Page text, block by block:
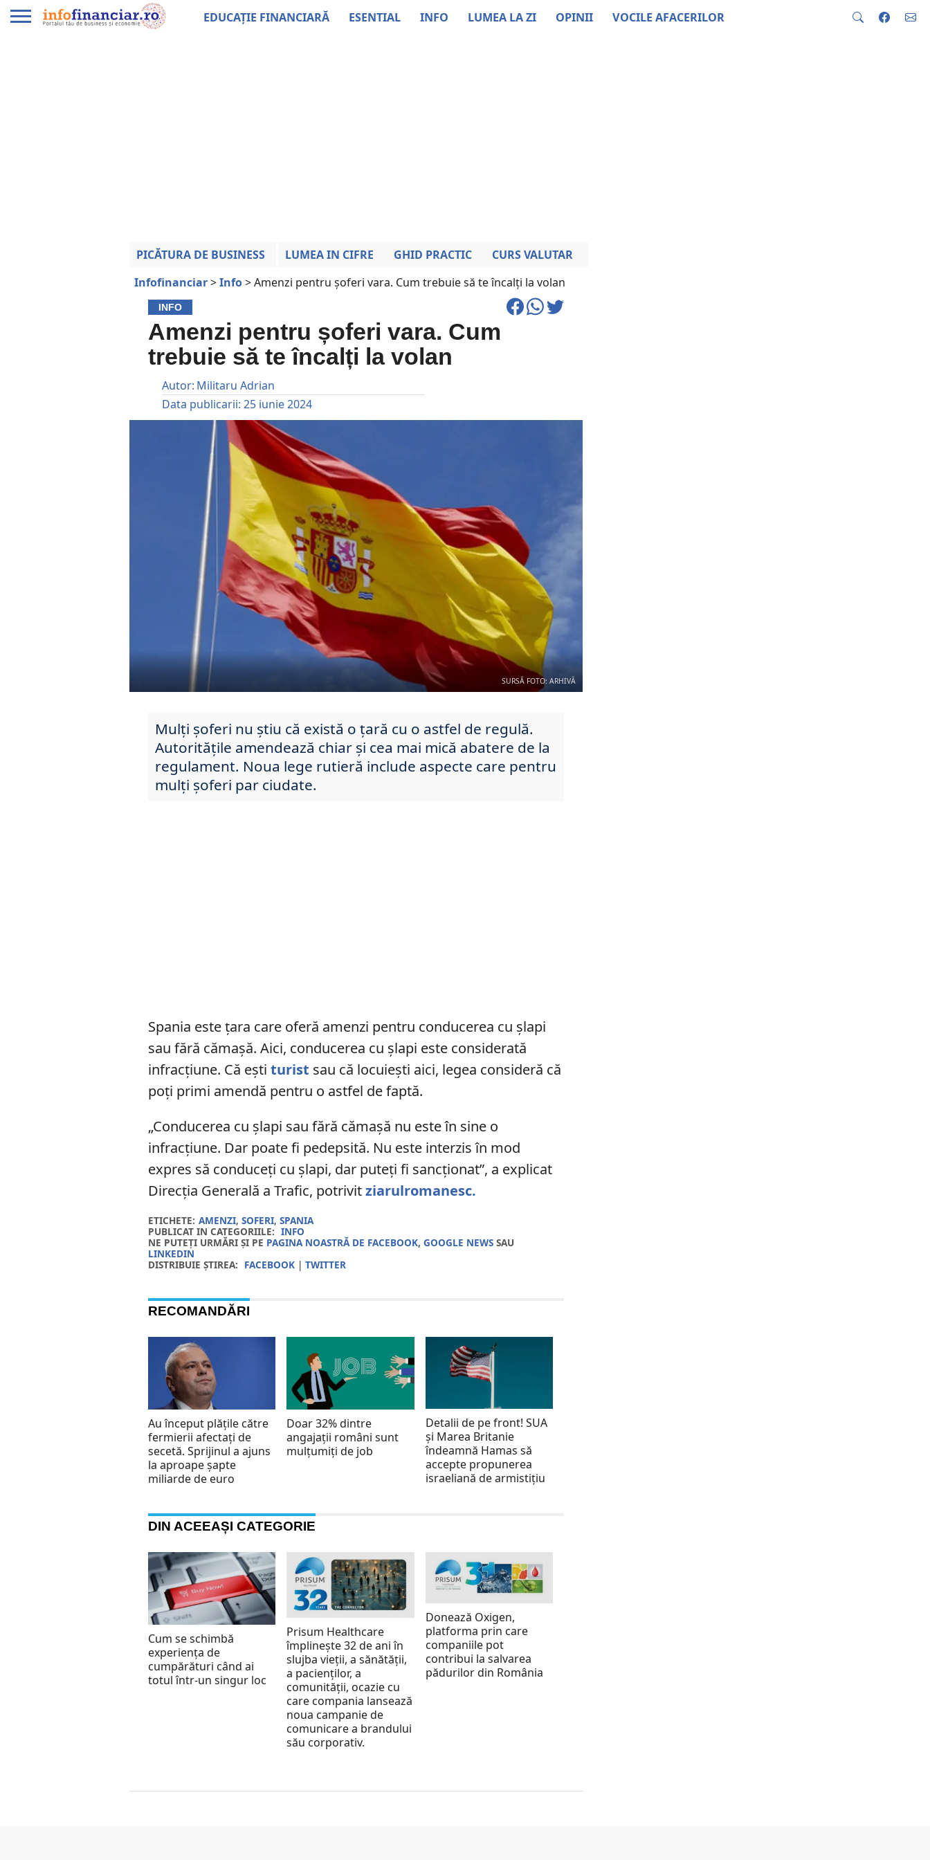
EDUCAȚIE FINANCIARĂ ESENTIAL INFO LUMEA LA ZI OPINII VOCILE AFACERILOR
PICĂTURA DE BUSINESS LUMEA IN CIFRE GHID PRACTIC
CURS VALUTAR
Infofinanciar>Info>Amenzi pentru șoferi vara. Cum trebuie să te încalți la volan
INFO
Amenzi pentru șoferi vara. Cum
trebuie să te încalți la volan
Autor: Militaru Adrian
Data publicarii: 25 iunie 2024
SURSĂ FOTO: ARHIVĂ
Mulți șoferi nu știu că există o țară cu o astfel de regulă.
Autoritățile amendează chiar și cea mai mică abatere de la
regulament. Noua lege rutieră include aspecte care pentru
mulți șoferi par ciudate.
Spania este țara care oferă amenzi pentru conducerea cu șlapi
sau fără cămașă. Aici, conducerea cu șlapi este considerată
infracțiune. Că eștiturist sau că locuiești aici, legea consideră că
poți primi amendă pentru o astfel de faptă.
„Conducerea cu șlapi sau fără cămașă nu este în sine o
infracțiune. Dar poate fi pedepsită. Nu este interzis în mod
expres să conduceți cu șlapi, dar puteți fi sancționat”, a explicat
Direcția Generală a Trafic, potrivitziarulromanesc.
ETICHETE: AMENZI,SOFERI,SPANIA
PUBLICAT IN CATEGORIILE: INFO
NE PUTEȚI URMĂRI ȘI PE PAGINA NOASTRĂ DE FACEBOOK,GOOGLE NEWS SAU
LINKEDIN
DISTRIBUIE ȘTIREA: FACEBOOK |TWITTER
RECOMANDĂRI
Au început plățile către
fermierii afectați de
secetă. Sprijinul a ajuns
la aproape șapte
miliarde de euro
Doar 32% dintre
angajaţii români sunt
mulţumiţi de job
Detalii de pe front! SUA
şi Marea Britanie
îndeamnă Hamas să
accepte propunerea
israeliană de armistiţiu
DIN ACEEAȘI CATEGORIE
Cum se schimbă
experiența de
cumpărături când ai
totul într-un singur loc
Prisum Healthcare
împlinește 32 de ani în
slujba vieții, a sănătății,
a pacienților, a
comunității, ocazie cu
care compania lansează
noua campanie de
comunicare a brandului
său corporativ.
Donează Oxigen,
platforma prin care
companiile pot
contribui la salvarea
pădurilor din România